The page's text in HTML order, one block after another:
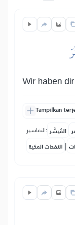
Wir haben
Tampilkan
التفاسير: المُيسَّر
النفحات المكية |